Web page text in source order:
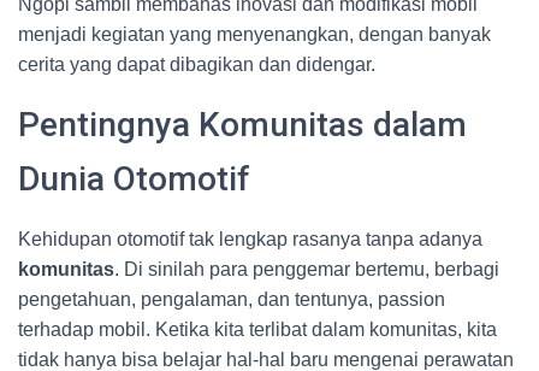
Ngopi sambil membahas inovasi dan modifikasi mobil
menjadi kegiatan yang menyenangkan, dengan banyak
cerita yang dapat dibagikan dan didengar.
Pentingnya Komunitas dalam
Dunia Otomotif
Kehidupan otomotif tak lengkap rasanya tanpa adanya
komunitas. Di sinilah para penggemar bertemu, berbagi
pengetahuan, pengalaman, dan tentunya, passion
terhadap mobil. Ketika kita terlibat dalam komunitas, kita
tidak hanya bisa belajar hal-hal baru mengenai perawatan